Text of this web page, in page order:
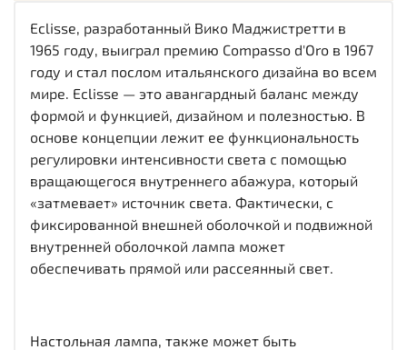
Eclisse, разработанный Вико Маджистретти в
1965 году, выиграл премию Compasso d'Oro в 1967
году и стал послом итальянского дизайна во всем
мире. Eclisse — это авангардный баланс между
формой и функцией, дизайном и полезностью. В
основе концепции лежит ее функциональность
регулировки интенсивности света с помощью
вращающегося внутреннего абажура, который
«затмевает» источник света. Фактически, с
фиксированной внешней оболочкой и подвижной
внутренней оболочкой лампа может
обеспечивать прямой или рассеянный свет.
Настольная лампа, также может быть